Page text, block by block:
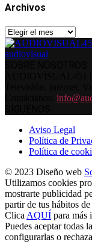
Archivos
Archivos
Aviso Legal
Política de
Política de
© 2023 Diseño web
Utilizamos cookies
mostrarte publicidad
partir de tus hábitos
Clica AQUÍ para más
Puedes aceptar todas
configurarlas o